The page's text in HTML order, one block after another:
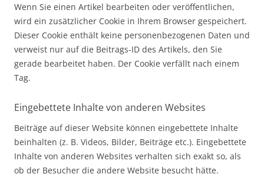
Wenn Sie einen Artikel bearbeiten oder veröffentlichen,
wird ein zusätzlicher Cookie in Ihrem Browser gespeichert.
Dieser Cookie enthält keine personenbezogenen Daten und
verweist nur auf die Beitrags-ID des Artikels, den Sie
gerade bearbeitet haben. Der Cookie verfällt nach einem
Tag.
Eingebettete Inhalte von anderen Websites
Beiträge auf dieser Website können eingebettete Inhalte
beinhalten (z. B. Videos, Bilder, Beiträge etc.). Eingebettete
Inhalte von anderen Websites verhalten sich exakt so, als
ob der Besucher die andere Website besucht hätte.